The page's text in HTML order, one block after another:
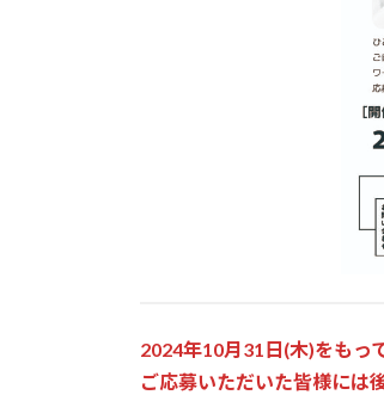
2024年10月31日(木)をもっ
ご応募いただいた皆様には